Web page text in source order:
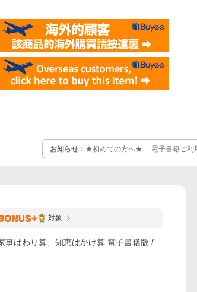
お知らせ： ★初めての方へ★ 電子書籍ご利
対象
事はわり算、知恵はかけ算 電子書籍版 /